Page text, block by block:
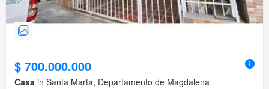
$ 700.000.000
Casa in Santa Marta, Departamento de Magdalena